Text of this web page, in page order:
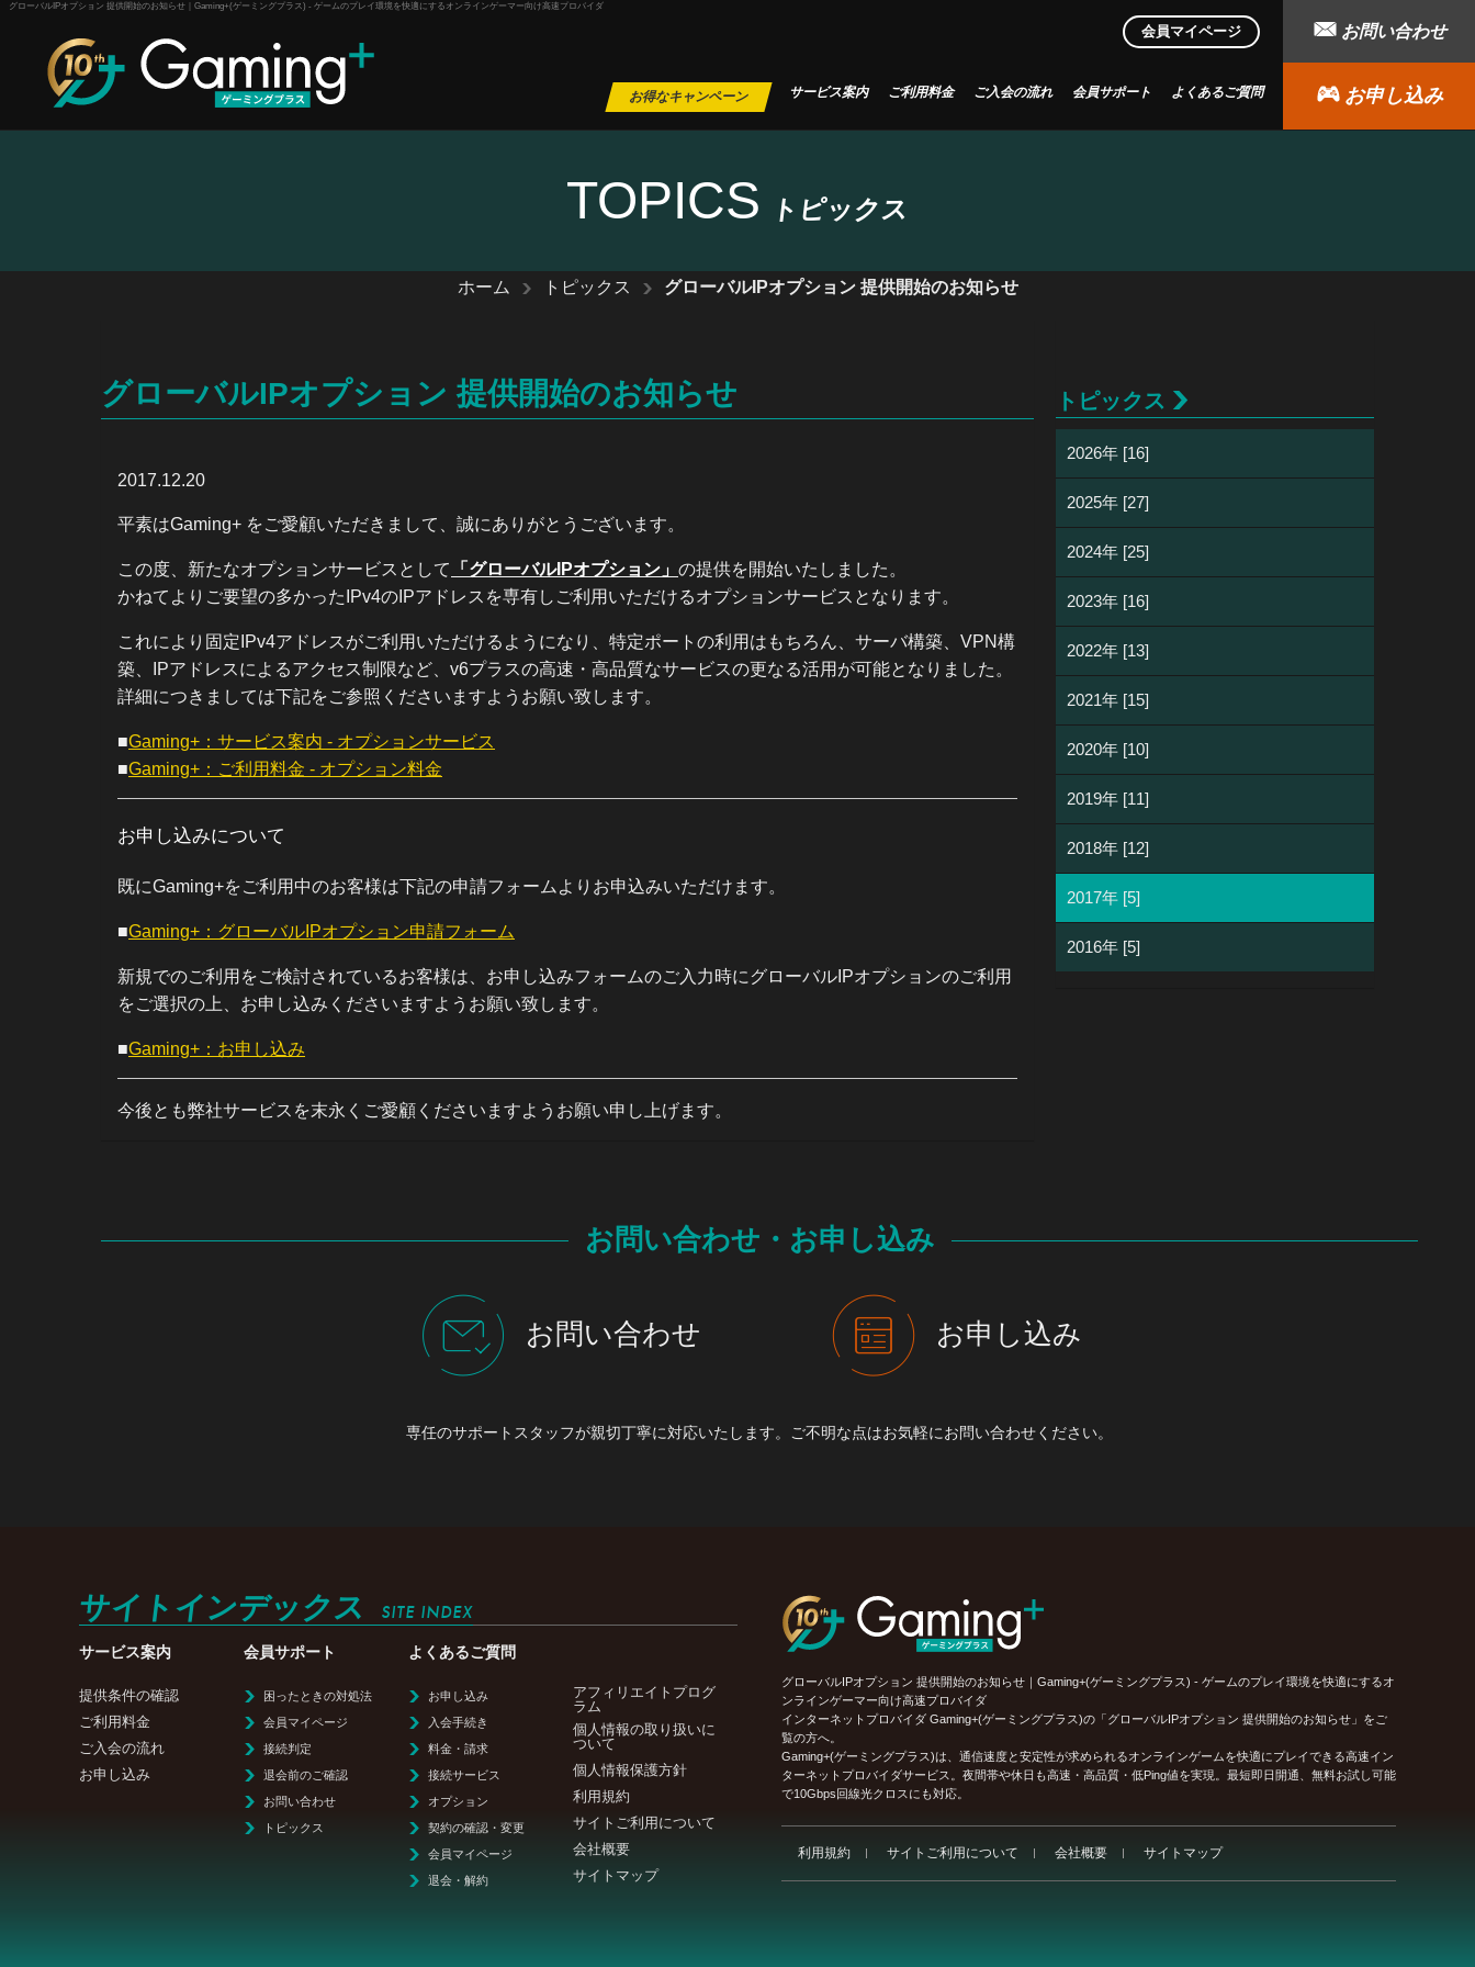
グローバルIPオプション 提供開始のお知らせ｜Gaming+(ゲーミングプラス) - ゲームのプレイ環境を快適にするオンラインゲーマー向け高速プロバイダ
会員マイページ
お得なキャンペーン サービス案内 ご利用料金 ご入会の流れ 会員サポート よくあるご質問
お問い合わせ
お申し込み
ホーム トピックス グローバルIPオプション 提供開始のお知らせ
TOPICS トピックス
グローバルIPオプション 提供開始のお知らせ
2017.12.20
平素はGaming+ をご愛顧いただきまして、誠にありがとうございます。
この度、新たなオプションサービスとして 「グローバルIPオプション」 の提供を開始いたしました。
かねてよりご要望の多かったIPv4のIPアドレスを専有しご利用いただけるオプションサービスとなります。
これにより固定IPv4アドレスがご利用いただけるようになり、特定ポートの利用はもちろん、サーバ構築、VPN構
築、IPアドレスによるアクセス制限など、v6プラスの高速・高品質なサービスの更なる活用が可能となりました。
詳細につきましては下記をご参照くださいますようお願い致します。
■Gaming+：サービス案内 - オプションサービス
■Gaming+：ご利用料金 - オプション料金
お申し込みについて
既にGaming+をご利用中のお客様は下記の申請フォームよりお申込みいただけます。
■Gaming+：グローバルIPオプション申請フォーム
新規でのご利用をご検討されているお客様は、お申し込みフォームのご入力時にグローバルIPオプションのご利用
をご選択の上、お申し込みくださいますようお願い致します。
■Gaming+：お申し込み
今後とも弊社サービスを末永くご愛顧くださいますようお願い申し上げます。
トピックス
2026年 [16]
2025年 [27]
2024年 [25]
2023年 [16]
2022年 [13]
2021年 [15]
2020年 [10]
2019年 [11]
2018年 [12]
2017年 [5]
2016年 [5]
お問い合わせ・お申し込み
お問い合わせ お申し込み
専任のサポートスタッフが親切丁寧に対応いたします。ご不明な点はお気軽にお問い合わせください。
サイトインデックス SITE INDEX
サービス案内
提供条件の確認
ご利用料金
ご入会の流れ
お申し込み
会員サポート
困ったときの対処法
会員マイページ
接続判定
退会前のご確認
お問い合わせ
トピックス
よくあるご質問
お申し込み
入会手続き
料金・請求
接続サービス
オプション
契約の確認・変更
会員マイページ
退会・解約
アフィリエイトプログ
ラム
個人情報の取り扱いに
ついて
個人情報保護方針
利用規約
サイトご利用について
会社概要
サイトマップ
グローバルIPオプション 提供開始のお知らせ｜Gaming+(ゲーミングプラス) - ゲームのプレイ環境を快適にするオ
ンラインゲーマー向け高速プロバイダ
インターネットプロバイダ Gaming+(ゲーミングプラス)の「グローバルIPオプション 提供開始のお知らせ」をご
覧の方へ。
Gaming+(ゲーミングプラス)は、通信速度と安定性が求められるオンラインゲームを快適にプレイできる高速イン
ターネットプロバイダサービス。夜間帯や休日も高速・高品質・低Ping値を実現。最短即日開通、無料お試し可能
で10Gbps回線光クロスにも対応。
利用規約 サイトご利用について 会社概要 サイトマップ